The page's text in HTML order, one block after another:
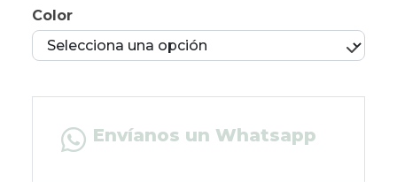
Color
Envíanos un Whatsapp